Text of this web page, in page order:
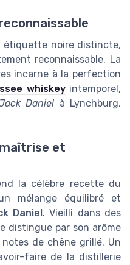
étiquette noire distincte,
reconnaissable. La
incarne à la perfection
whiskeyintemporel,
Daniel à Lynchburg,
et
la célèbre recette du
mélange équilibré et
Daniel. Vieilli dans des
distingue par son arôme
de chêne grillé. Un
faire de la distillerie